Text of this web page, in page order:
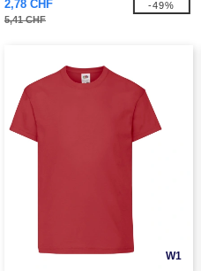
2,78 CHF
5,41 CHF
-49%
W1